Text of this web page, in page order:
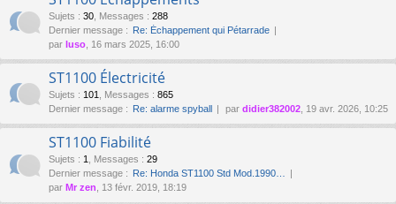
Sujets : 30 Messages : 288
Dernier message : Re: Échappement qui Pétarrade
par luso , 16 mars 2025, 16:00
ST1100 Électricité
Sujets : 101 Messages : 865
Dernier message : Re: alarme spyball par didier382002 , 19 avr. 2026, 10:25
ST1100 Fiabilité
Sujets : 1 Messages : 29
Dernier message : Re: Honda ST1100 Std Mod.1990…
par Mr zen , 13 févr. 2019, 18:19